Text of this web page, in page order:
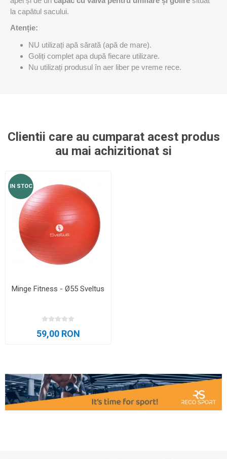
la capătul sacului.
Atenție:
NU utilizați apă sărată (apă de mare).
Goliți complet apa după fiecare utilizare.
Nu utilizați produsul în aer liber pe vreme rece.
Clientii care au cumparat acest produs
au mai achizitionat si
IN STOC
Minge Fitness - Ø55 Sveltus
59,00 RON